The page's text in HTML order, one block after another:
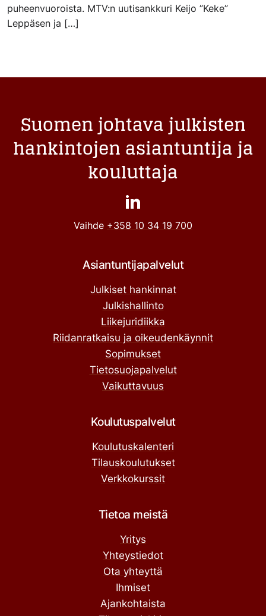
puheenvuoroista. MTV:n uutisankkuri Keijo ”Keke”
Leppäsen ja […]
Suomen johtava julkisten
hankintojen asiantuntija ja
kouluttaja
Vaihde +358 10 34 19 700
Asiantuntijapalvelut
Julkiset hankinnat
Julkishallinto
Liikejuridiikka
Riidanratkaisu ja oikeudenkäynnit
Sopimukset
Tietosuojapalvelut
Vaikuttavuus
Koulutuspalvelut
Koulutuskalenteri
Tilauskoulutukset
Verkkokurssit
Tietoa meistä
Yritys
Yhteystiedot
Ota yhteyttä
Ihmiset
Ajankohtaista